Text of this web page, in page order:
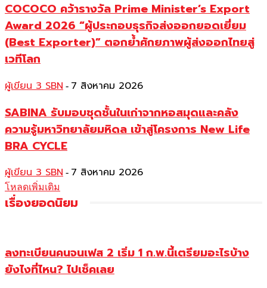
COCOCO คว้ารางวัล Prime Minister’s Export
Award 2026 “ผู้ประกอบธุรกิจส่งออกยอดเยี่ยม
(Best Exporter)” ตอกย้ำศักยภาพผู้ส่งออกไทยสู่
เวทีโลก
ผู้เขียน 3 SBN - 7 สิงหาคม 2026
SABINA รับมอบชุดชั้นในเก่าจากหอสมุดและคลัง
ความรู้มหาวิทยาลัยมหิดล เข้าสู่โครงการ New Life
BRA CYCLE
ผู้เขียน 3 SBN - 7 สิงหาคม 2026
โหลดเพิ่มเติม
เรื่องยอดนิยม
ลงทะเบียนคนจนเฟส 2 เริ่ม 1 ก.พ.นี้เตรียมอะไรบ้าง
ยังไงที่ไหน? ไปเช็คเลย